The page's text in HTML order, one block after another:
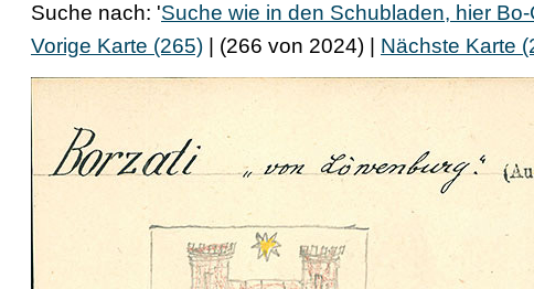
Suche nach: 'Suche wie in den Schubladen, hier Bo-
Vorige Karte (265) | (266 von 2024) | Nächste Karte